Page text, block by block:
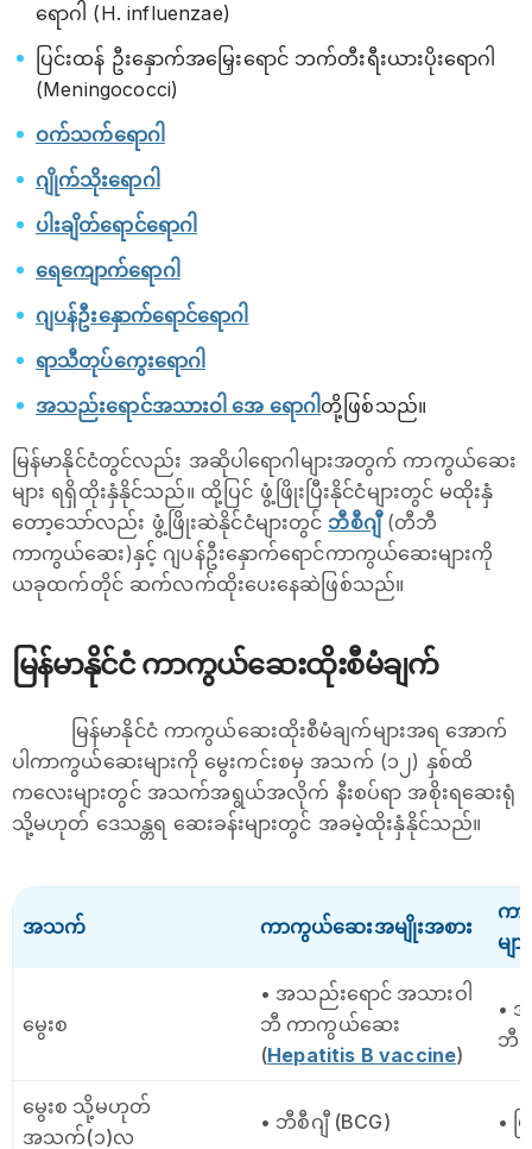
ရောဂါ (H. influenzae)
ပြင်းထန် ဦးနှောက်အမြှေးရောင် ဘက်တီးရီးယားပိုးရောဂါ
(Meningococci)
ဝက်သက်ရောဂါ
ဂျိုက်သိုးရောဂါ
ပါးချိတ်ရောင်ရောဂါ
ရေကျောက်ရောဂါ
ဂျပန်ဦးနှောက်ရောင်ရောဂါ
ရာသီတုပ်ကွေးရောဂါ
အသည်းရောင်အသားဝါ အေ ရောဂါ တို့ဖြစ်သည်။
မြန်မာနိုင်ငံတွင်လည်း အဆိုပါရောဂါများအတွက် ကာကွယ်ဆေး
များ ရရှိထိုးနှံနိုင်သည်။ ထို့ပြင် ဖွံ့ဖြိုးပြီးနိုင်ငံများတွင် မထိုးနှံ
တော့သော်လည်း ဖွံ့ဖြိုးဆဲနိုင်ငံများတွင် ဘီစီဂျီ(တီဘီ
ကာကွယ်ဆေး)နှင့် ဂျပန်ဦးနှောက်ရောင်ကာကွယ်ဆေးများကို
ယခုထက်တိုင် ဆက်လက်ထိုးပေးနေဆဲဖြစ်သည်။
မြန်မာနိုင်ငံ ကာကွယ်ဆေးထိုးစီမံချက်
မြန်မာနိုင်ငံ ကာကွယ်ဆေးထိုးစီမံချက်များအရ အောက်
ပါကာကွယ်ဆေးများကို မွေးကင်းစမှ အသက် (၁၂) နှစ်ထိ
ကလေးများတွင် အသက်အရွယ်အလိုက် နီးစပ်ရာ အစိုးရဆေးရုံ
သို့မဟုတ် ‌ဒေသန္တရ ဆေးခန်းများတွင် အခမဲ့ထိုးနှံနိုင်သည်။
အသက် ကာကွယ်ဆေးအမျိုးအစား
ကာ
များ
မွေးစ
• အသည်းရောင် အသားဝါ
ဘီ ကာကွယ်ဆေး
(Hepatitis B vaccine)
•
ဘီ
မွေးစ သို့မဟုတ်
အသက်(၁)လ
• ဘီစီဂျီ (BCG) •